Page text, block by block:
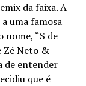
da faixa. A
uma famosa
“S de
Zé Neto &
de entender
que é